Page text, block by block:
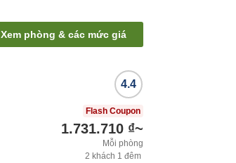
Xem phòng & các mức giá
4.4
Flash Coupon
1.731.710 ₫~
Mỗi phòng
2 khách 1 đêm